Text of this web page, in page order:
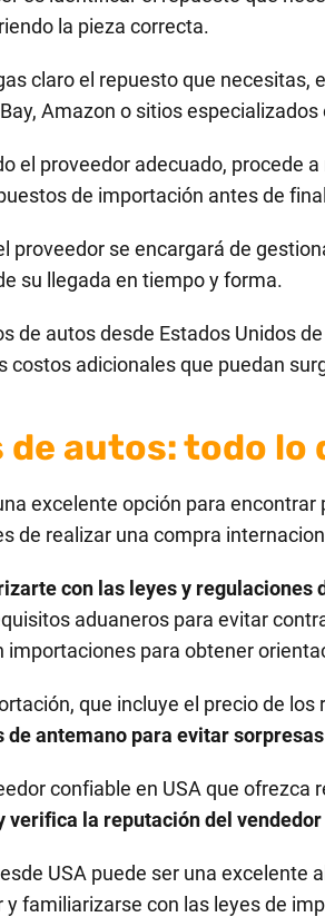
la pieza correcta.
claro el repuesto que
Amazon o sitios
el proveedor adecuado, procede
de importación antes de
proveedor se encargará de
su llegada en tiempo y forma.
de autos desde Estados Unidos
adicionales que puedan
autos: todo lo
excelente opción para
de realizar una compra
con las leyes y regulaciones
aduaneros para evitar
para obtener
que incluye el precio de
antemano para evitar
confiable en USA que ofrezca
verifica la reputación del
USA puede ser una
familiarizarse con las leyes de